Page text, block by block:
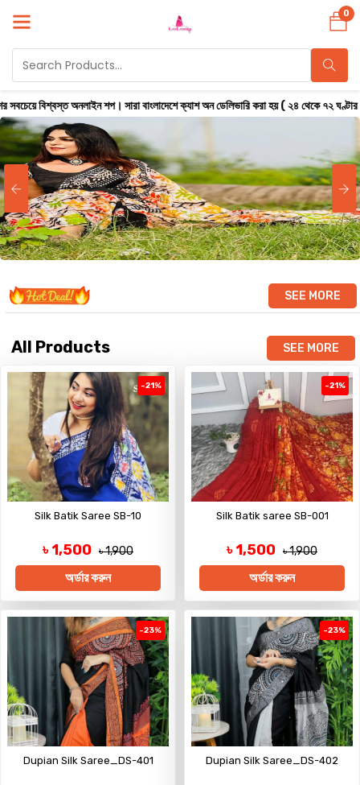
শপ। সারা বাংলাদেশে ক্যাশ অন ডেলিভারি করা হয় ( ২৪ থেকে ৭২ ঘণ্টার মধ্যে নিশ্চিত
0
SEE MORE
All Products SEE MORE
-21%
Silk Batik Saree SB-10
৳ 1,500 ৳ 1,900
অর্ডার করুন
-21%
Silk Batik saree SB-001
৳ 1,500 ৳ 1,900
অর্ডার করুন
-23%
Dupian Silk Saree_DS-401
-23%
Dupian Silk Saree_DS-402